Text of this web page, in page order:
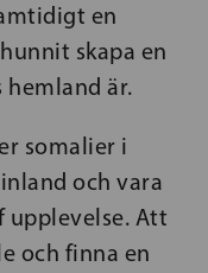
en
skapa en
är.
somalier i
och vara
upplevelse. Att
och finna en